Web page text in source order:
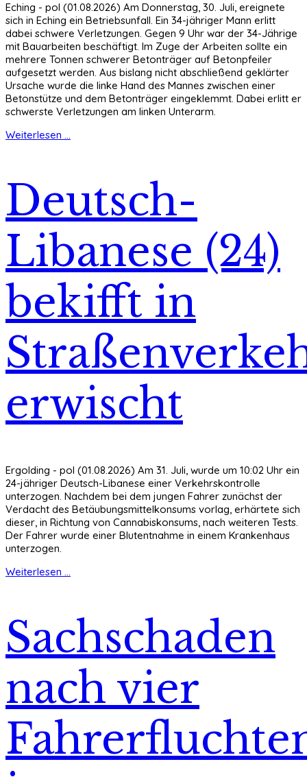
Eching - pol (01.08.2026) Am Donnerstag, 30. Juli, ereignete
sich in Eching ein Betriebsunfall. Ein 34-jähriger Mann erlitt
dabei schwere Verletzungen. Gegen 9 Uhr war der 34-Jährige
mit Bauarbeiten beschäftigt. Im Zuge der Arbeiten sollte ein
mehrere Tonnen schwerer Betonträger auf Betonpfeiler
aufgesetzt werden. Aus bislang nicht abschließend geklärter
Ursache wurde die linke Hand des Mannes zwischen einer
Betonstütze und dem Betonträger eingeklemmt. Dabei erlitt er
schwerste Verletzungen am linken Unterarm.
Weiterlesen ...
Deutsch-
Libanese (24)
bekifft in
erwischt
Ergolding - pol (01.08.2026) Am 31. Juli, wurde um 10:02 Uhr ein
24-jähriger Deutsch-Libanese einer Verkehrskontrolle
unterzogen. Nachdem bei dem jungen Fahrer zunächst der
Verdacht des Betäubungsmittelkonsums vorlag, erhärtete sich
dieser, in Richtung von Cannabiskonsums, nach weiteren Tests.
Der Fahrer wurde einer Blutentnahme in einem Krankenhaus
unterzogen.
Weiterlesen ...
Sachschaden
nach vier